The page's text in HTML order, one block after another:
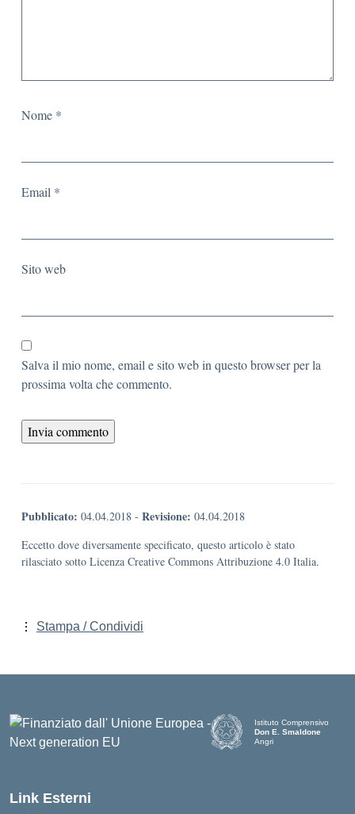
Nome *
Email *
Sito web
Salva il mio nome, email e sito web in questo browser per la
prossima volta che commento.
Pubblicato: 04.04.2018 - Revisione: 04.04.2018
Eccetto dove diversamente specificato, questo articolo è stato
rilasciato sotto Licenza Creative Commons Attribuzione 4.0 Italia.
Stampa / Condividi
Istituto Comprensivo
Don E. Smaldone
Angri
Link Esterni